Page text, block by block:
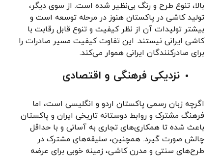
بالا، تنوع طرح و رنگ بی‌نظیر شده است. از سوی دیگر،
تولید کاشی در پاکستان هنوز در مرحله توسعه است و
بیشتر تولیدات آن از نظر کیفیت و تنوع قابل رقابت با
کاشی ایرانی نیستند. این تفاوت کیفیت مسیر صادرات را
برای صادرکنندگان ایرانی هموار می‌کند.
نزدیکی فرهنگی و اقتصادی
اگرچه زبان رسمی پاکستان اردو و انگلیسی است، اما
فرهنگ مشترک و روابط دوستانه تاریخی ایران و پاکستان
باعث شده تا همکاری‌های تجاری به آسانی و با حداقل
چالش صورت گیرد. همچنین، سلیقه‌های مشترک در
طرح‌های سنتی و مدرن کاشی، زمینه خوبی برای عرضه